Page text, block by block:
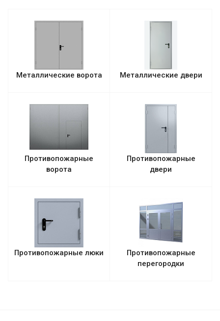
Металлические ворота Металлические двери
Противопожарные
ворота
Противопожарные
двери
Противопожарные люки
Противопожарные
перегородки